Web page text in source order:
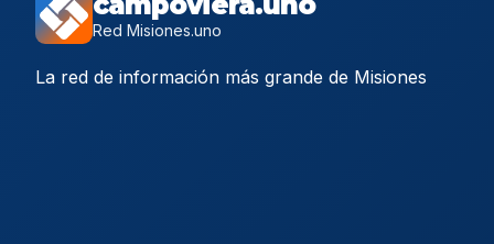
Red Misiones.uno
La red de información más grande de Misiones